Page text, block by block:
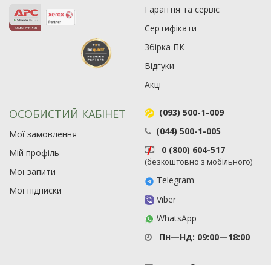
Гарантія та сервіс
Сертифікати
Збірка ПК
Відгуки
Акції
ОСОБИСТИЙ КАБІНЕТ
Мої замовлення
Мій профіль
Мої запити
Мої підписки
(093) 500-1-009
(044) 500-1-005
0 (800) 604-517
(безкоштовно з мобільного)
Telegram
Viber
WhatsApp
Пн—Нд: 09:00—18:00